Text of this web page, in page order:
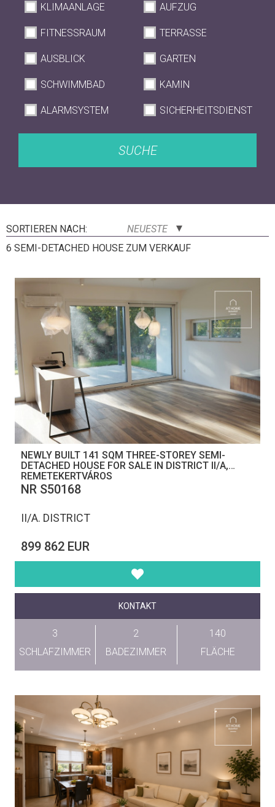
KLIMAANLAGE AUFZUG
FITNESSRAUM TERRASSE
AUSBLICK GARTEN
SCHWIMMBAD KAMIN
ALARMSYSTEM SICHERHEITSDIENST
SUCHE
SORTIEREN NACH:
NEUESTE
6 SEMI-DETACHED HOUSE ZUM VERKAUF
NEWLY BUILT 141 SQM THREE-STOREY SEMI-
DETACHED HOUSE FOR SALE IN DISTRICT II/A,
REMETEKERTVÁROS
NR S50168
II/A. DISTRICT
899 862 EUR
KONTAKT
3
SCHLAFZIMMER
2
BADEZIMMER
140
FLÄCHE